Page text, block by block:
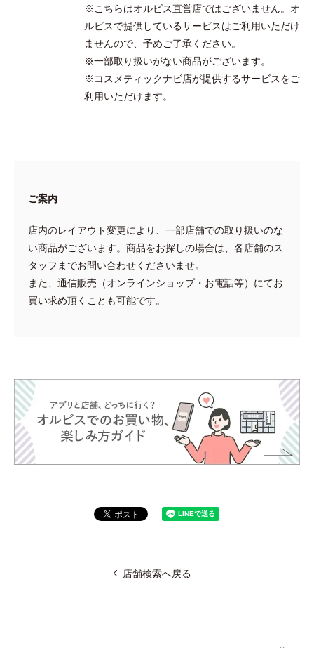
※こちらはオルビス直営店ではございません。オ
ルビスで提供しているサービスはご利用いただけ
ませんので、予めご了承ください。
※一部取り扱いがない商品がございます。
※コスメティックナビ店が提供するサービスをご
利用いただけます。
ご案内
店内のレイアウト変更により、一部店舗での取り扱いのな
い商品がございます。商品をお探しの場合は、各店舗のス
タッフまでお問い合わせくださいませ。
また、通信販売（オンラインショップ・お電話等）にてお
買い求め頂くことも可能です。
店舗検索へ戻る